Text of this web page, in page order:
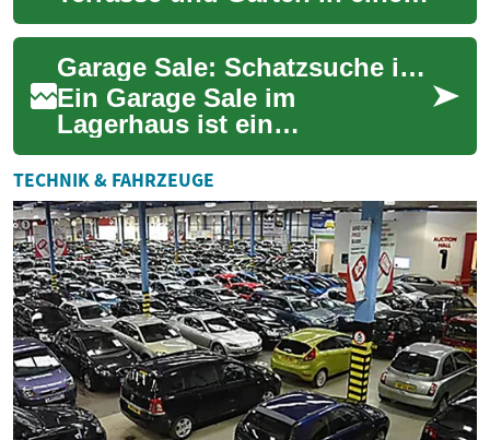
attraktiven Außenraum: Sie
spendet Schatten, definiert
Bereiche ...
Garage Sale: Schatzsuche im Lagerhaus - Entdecken Sie unschlagbare Schnäppchen
Ein Garage Sale im
Lagerhaus ist ein
aufregendes
Einkaufserlebnis, das
Schnäppchenjäger und
Liebhaber einzigartiger F...
TECHNIK & FAHRZEUGE